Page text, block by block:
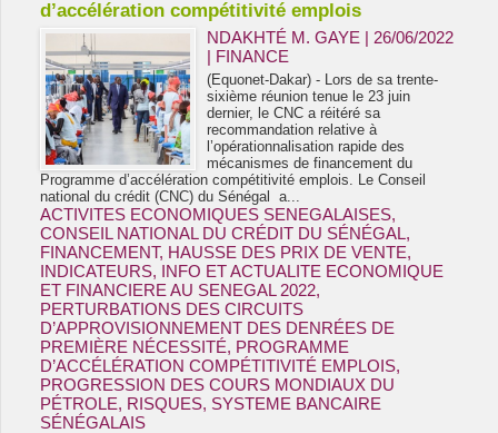
d’accélération compétitivité emplois
NDAKHTÉ M. GAYE | 26/06/2022
| FINANCE
(Equonet-Dakar) - Lors de sa trente-
sixième réunion tenue le 23 juin
dernier, le CNC a réitéré sa
recommandation relative à
l’opérationnalisation rapide des
mécanismes de financement du
Programme d’accélération compétitivité emplois. Le Conseil
national du crédit (CNC) du Sénégal a...
ACTIVITES ECONOMIQUES SENEGALAISES,
CONSEIL NATIONAL DU CRÉDIT DU SÉNÉGAL,
FINANCEMENT, HAUSSE DES PRIX DE VENTE,
INDICATEURS, INFO ET ACTUALITE ECONOMIQUE
ET FINANCIERE AU SENEGAL 2022,
PERTURBATIONS DES CIRCUITS
D’APPROVISIONNEMENT DES DENRÉES DE
PREMIÈRE NÉCESSITÉ, PROGRAMME
D’ACCÉLÉRATION COMPÉTITIVITÉ EMPLOIS,
PROGRESSION DES COURS MONDIAUX DU
PÉTROLE, RISQUES, SYSTEME BANCAIRE
SÉNÉGALAIS